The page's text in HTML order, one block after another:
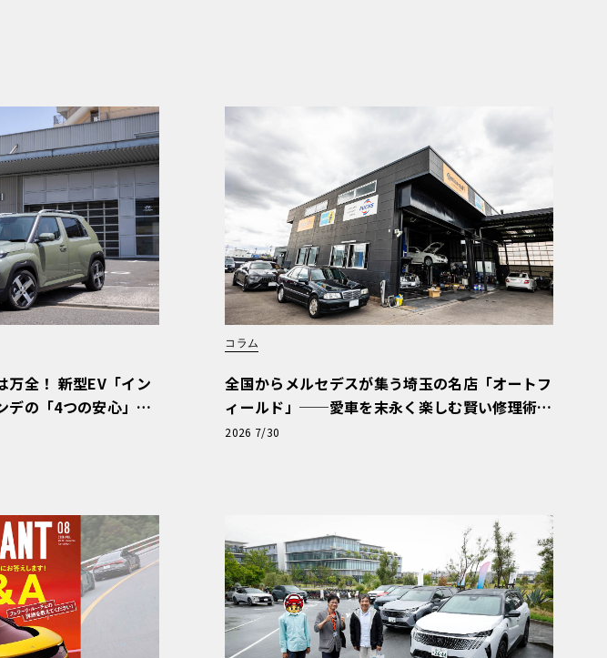
万全！ 新型EV「イン
の「4つの安心」
問：Why? Hyunda
コラム
全国からメルセデスが集う埼玉の名店「オートフ
ィールド」──愛車を末永く楽しむ賢い修理術
と、プロがフックス製オイルを選ぶ理由〈PR〉
2026 7/30